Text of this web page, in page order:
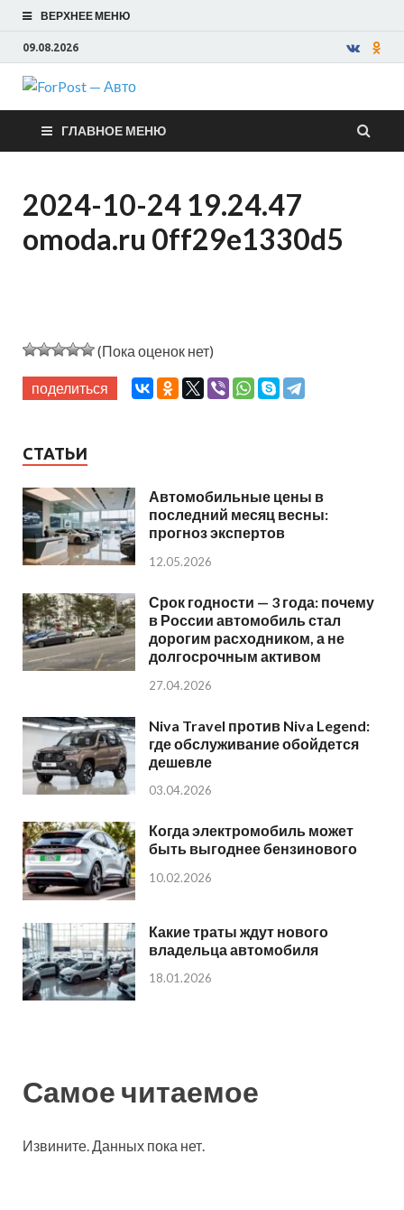
ВЕРХНЕЕ МЕНЮ
09.08.2026
ForPost —
Авто
ГЛАВНОЕ МЕНЮ
2024-10-24 19.24.47
omoda.ru 0ff29e1330d5
(Пока оценок нет)
поделиться
СТАТЬИ
Автомобильные цены в
последний месяц весны:
прогноз экспертов
12.05.2026
Срок годности — 3 года: почему
в России автомобиль стал
дорогим расходником, а не
долгосрочным активом
27.04.2026
Niva Travel против Niva Legend:
где обслуживание обойдется
дешевле
03.04.2026
Когда электромобиль может
быть выгоднее бензинового
10.02.2026
Какие траты ждут нового
владельца автомобиля
18.01.2026
Самое читаемое
Извините. Данных пока нет.